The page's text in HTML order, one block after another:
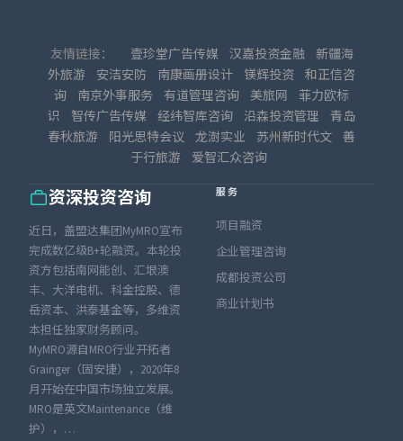
友情链接： 壹珍堂广告传媒 汉嘉投资金融
新疆海
外旅游
安洁安防 南康画册设计 镁辉投资 和正信咨
询
南京外事服务 有道管理咨询 美旅网
菲力欧标
识
智传广告传媒 经纬智库咨询 沿森投资管理
青岛
春秋旅游
阳光思特会议 龙澍实业 苏州新时代文 善
于行旅游
爱智汇众咨询
资深投资咨询
近日，盖盟达集团MyMRO宣布
完成数亿级B+轮融资。本轮投
资方包括南网能创、汇垠澳
丰、大洋电机、科金控股、德
岳资本、洪泰基金等，多维资
本担任独家财务顾问。
MyMRO源自MRO行业开拓者
Grainger（固安捷），2020年8
月开始在中国市场独立发展。
MRO是英文Maintenance（维
护），…
服务
项目融资
企业管理咨询
成都投资公司
商业计划书